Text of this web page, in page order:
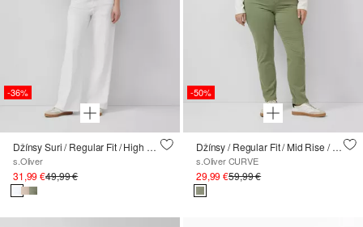
-36%
Džínsy Suri / Regular Fit / High Rise / Wide Leg
s.Oliver
31,99 €49,99 €
-50%
Džínsy / Regular Fit / Mid Rise / Slim Leg
s.Oliver CURVE
29,99 €59,99 €